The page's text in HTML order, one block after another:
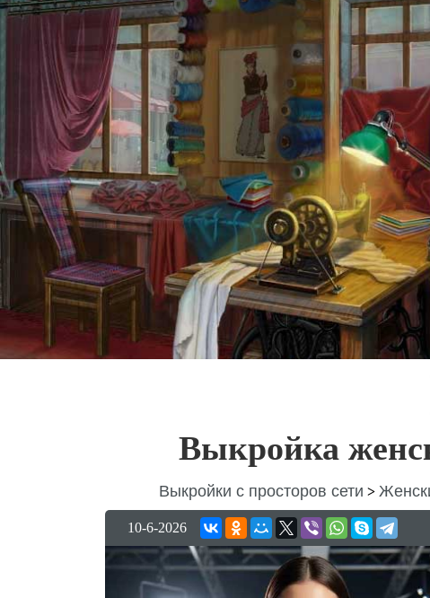
Выкройка
Выкройки с просторов сети >
10-6-2026